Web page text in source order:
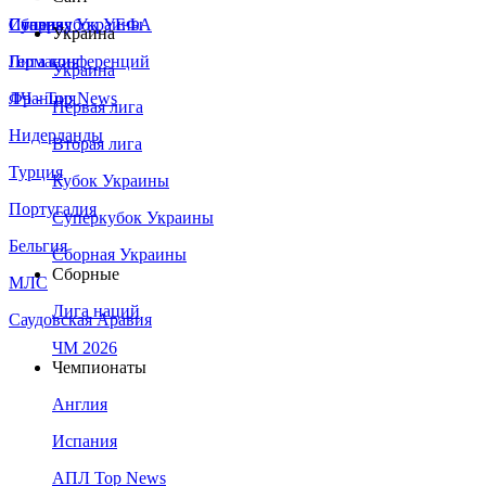
Сборная Украины
Италия
Германия
Франция
Нидерланды
Турция
Португалия
Бельгия
МЛС
Саудовская Аравия
Суперкубок УЕФА
Лига конференций
ЛЧ - Top News
Украина
Украина
Первая лига
Вторая лига
Кубок Украины
Суперкубок Украины
Сборная Украины
Сборные
Лига наций
ЧМ 2026
Чемпионаты
Англия
Испания
АПЛ Top News